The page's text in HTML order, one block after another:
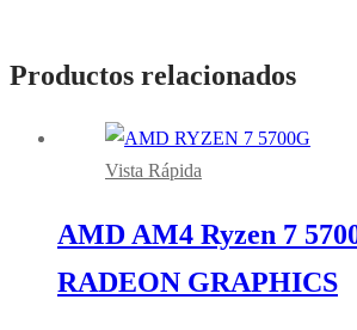
Productos relacionados
Vista Rápida
AMD AM4 Ryzen 7
RADEON GRAPHICS